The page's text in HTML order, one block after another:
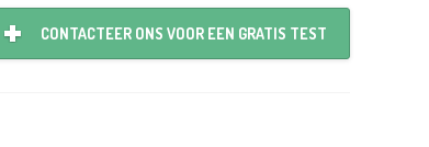
CONTACTEER ONS VOOR EEN GRATIS TEST